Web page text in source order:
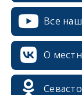
Все
О